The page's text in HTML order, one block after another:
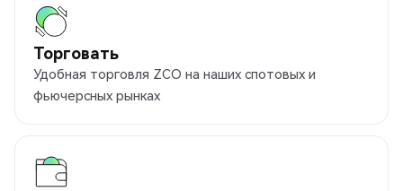
Торговать
Удобная торговля ZCO на наших спотовых и
фьючерсных рынках